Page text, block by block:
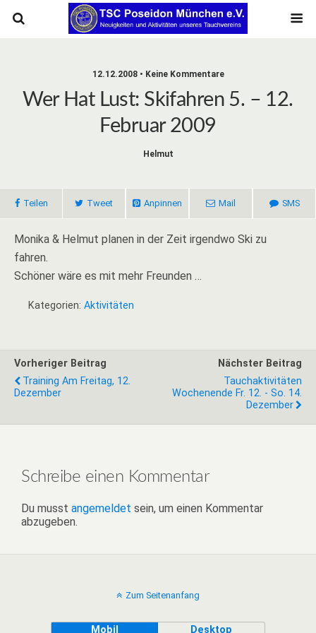
12.12.2008 • Keine Kommentare
Wer Hat Lust: Skifahren 5. – 12.
Februar 2009
Helmut
Teilen Tweet Anpinnen Mail SMS
Monika & Helmut planen in der Zeit irgendwo Ski zu
fahren.
Schöner wäre es mit mehr Freunden …
Kategorien: Aktivitäten
Vorheriger Beitrag
Training Am Freitag, 12.
Dezember
Nächster Beitrag
Tauchaktivitäten
Wochenende Fr. 12. - So. 14.
Dezember
Schreibe einen Kommentar
Du musst angemeldet sein, um einen Kommentar
abzugeben.
Zum Seitenanfang
Mobil Desktop